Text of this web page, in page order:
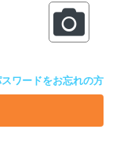
ワードをお忘れの方